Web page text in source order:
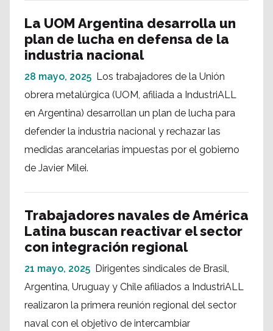
La UOM Argentina desarrolla un
plan de lucha en defensa de la
industria nacional
28 mayo, 2025 Los trabajadores de la Unión
obrera metalúrgica (UOM, afiliada a IndustriALL
en Argentina) desarrollan un plan de lucha para
defender la industria nacional y rechazar las
medidas arancelarias impuestas por el gobierno
de Javier Milei.
Trabajadores navales de América
Latina buscan reactivar el sector
con integración regional
21 mayo, 2025 Dirigentes sindicales de Brasil,
Argentina, Uruguay y Chile afiliados a IndustriALL
realizaron la primera reunión regional del sector
naval con el objetivo de intercambiar